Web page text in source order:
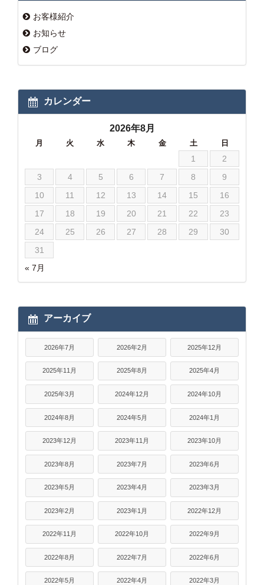
お客様紹介
お知らせ
ブログ
カレンダー
2026年8月
月 火 水 木 金 土 日
« 7月
1
2
3
4 5 6 7 8
9
10
11 12 13 14 15
16
17
18 19 20 21 22
23
24
25 26 27 28 29
30
31
アーカイブ
2026年7月 2026年2月 2025年12月
2025年11月 2025年8月 2025年4月
2025年3月 2024年12月 2024年10月
2024年8月 2024年5月 2024年1月
2023年12月 2023年11月 2023年10月
2023年8月 2023年7月 2023年6月
2023年5月 2023年4月 2023年3月
2023年2月 2023年1月 2022年12月
2022年11月 2022年10月 2022年9月
2022年8月 2022年7月 2022年6月
2022年5月 2022年4月 2022年3月